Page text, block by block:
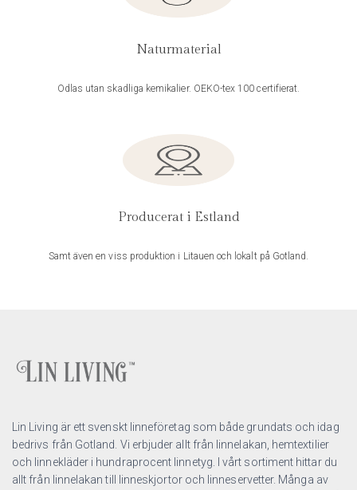
Naturmaterial
Odlas utan skadliga kemikalier. OEKO-tex 100 certifierat.
Producerat i Estland
Samt även en viss produktion i Litauen och lokalt på Gotland.
Lin Living är ett svenskt linneföretag som både grundats och idag
bedrivs från Gotland. Vi erbjuder allt från linnelakan, hemtextilier
och linnekläder i hundraprocent linnetyg. I vårt sortiment hittar du
allt från linnelakan till linneskjortor och linneservetter. Många av